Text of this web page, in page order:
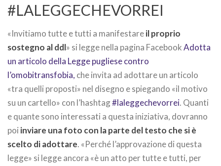
#LALEGGECHEVORREI
«Invitiamo tutte e tutti a manifestareil proprio
sostegno al ddl» si legge nella pagina FacebookAdotta
un articolo della Legge pugliese contro
l’omobitransfobia, che invita ad adottare un articolo
«tra quelli proposti» nel disegno e spiegando «il motivo
su un cartello» con l’hashtag#laleggechevorrei. Quanti
e quante sono interessati a questa iniziativa, dovranno
poi inviare una foto con la parte del testo che si è
scelto di adottare. «Perché l’approvazione di questa
legge» si legge ancora «è un atto per tutte e tutti, per